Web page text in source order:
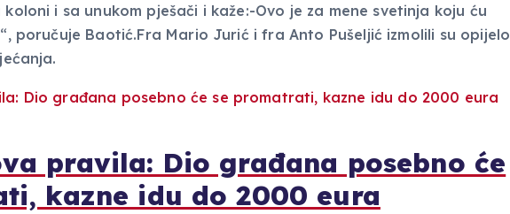
i sa unukom pješači i kaže:-Ovo je za mene svetinja koju ću
poručuje Baotić.Fra Mario Jurić i fra Anto Pušeljić izmolili su opijelo
pravila: Dio građana posebno će
kazne idu do 2000 eura